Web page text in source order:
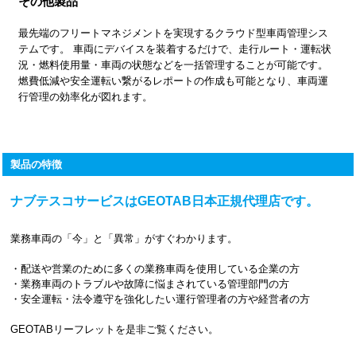
最先端のフリートマネジメントを実現するクラウド型車両管理シス
テムです。 車両にデバイスを装着するだけで、走行ルート・運転状
況・燃料使用量・車両の状態などを一括管理することが可能です。
燃費低減や安全運転い繋がるレポートの作成も可能となり、車両運
行管理の効率化が図れます。
製品の特徴
ナブテスコサービスはGEOTAB日本正規代理店です。
業務車両の「今」と「異常」がすぐわかります。
・配送や営業のために多くの業務車両を使用している企業の方
・業務車両のトラブルや故障に悩まされている管理部門の方
・安全運転・法令遵守を強化したい運行管理者の方や経営者の方
GEOTABリーフレットを是非ご覧ください。